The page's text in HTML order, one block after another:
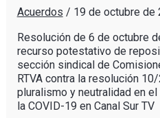
Acuerdos / 19 de octubre de
Resolución de 6 de octubre
recurso potestativo de
sección sindical de
RTVA contra la resolución
pluralismo y neutralidad en
la COVID-19 en Canal Sur TV